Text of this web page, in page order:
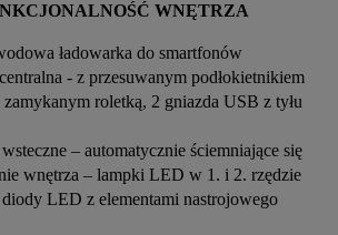
WNĘTRZA
ładowarka do smartfonów
- z przesuwanym podłokietnikiem
roletką, 2 gniazda USB z tyłu
– automatycznie ściemniające się
wnętrza – lampki LED w 1. i 2. rzędzie
diody LED z elementami nastrojowego